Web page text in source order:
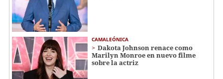
CAMALEÓNICA
Dakota Johnson renace como
Marilyn Monroe en nuevo filme
sobre la actriz